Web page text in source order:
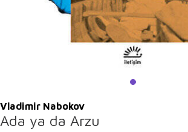
Vladimir Nabokov
Ada ya da Arzu